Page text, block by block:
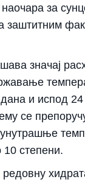
за
заштитним
значај
и испод
се
степени.
редовну